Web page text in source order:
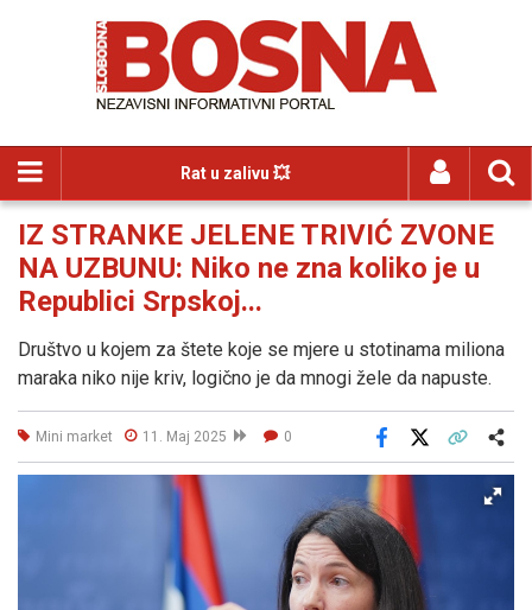
Rat u zalivu 💥
IZ STRANKE JELENE TRIVIĆ ZVONE
NA UZBUNU: Niko ne zna koliko je u
Republici Srpskoj...
Društvo u kojem za štete koje se mjere u stotinama miliona
maraka niko nije kriv, logično je da mnogi žele da napuste.
Mini market 11. Maj 2025 0
Facebook